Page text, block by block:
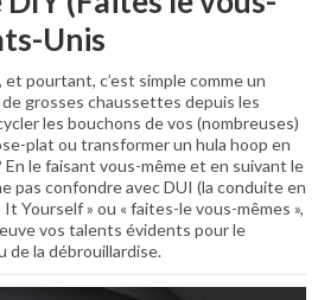
Unis
et pourtant, c’est simple comme un
grosses chaussettes depuis les
les bouchons de vos (nombreuses)
plat ou transformer un hula hoop en
En le faisant vous-même et en suivant le
pas confondre avec DUI (la conduite en
Yourself » ou « faites-le vous-mêmes »,
vos talents évidents pour le
de la débrouillardise.